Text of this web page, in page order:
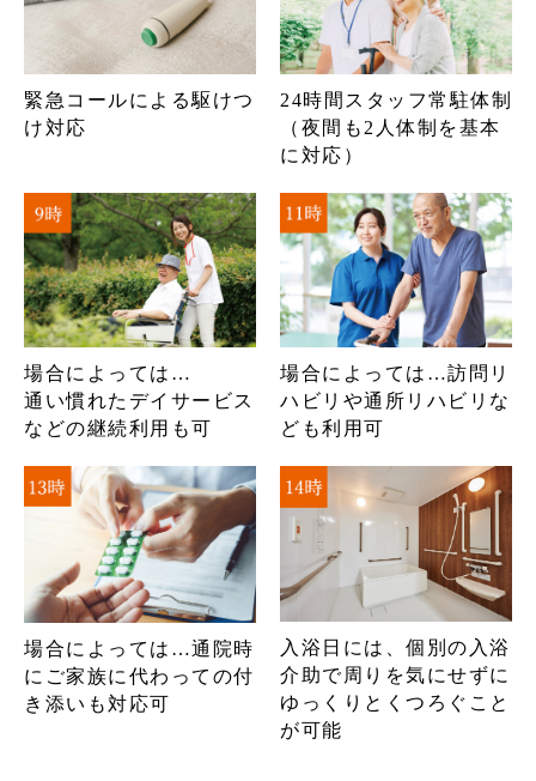
緊急コールによる駆けつ
け対応
24時間スタッフ常駐体制
（夜間も2人体制を基本
に対応）
場合によっては…
通い慣れたデイサービス
などの継続利用も可
場合によっては…訪問リ
ハビリや通所リハビリな
ども利用可
場合によっては…通院時
にご家族に代わっての付
き添いも対応可
入浴日には、個別の入浴
介助で周りを気にせずに
ゆっくりとくつろぐこと
が可能